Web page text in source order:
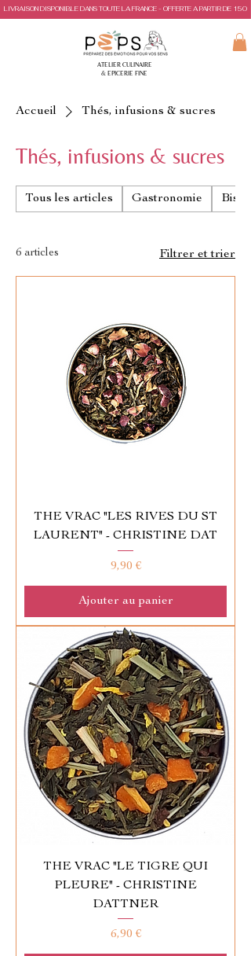
LIVRAISON DISPONIBLE DANS TOUTE LA FRANCE - OFFERTE A PARTIR DE 150€
ATELIER CULINAIRE
& EPICERIE FINE
Accueil Thés, infusions & sucres
Thés, infusions & sucres
Tous les articles Gastronomie
6 articles Filtrer et trier
THE VRAC "LES RIVES DU ST
LAURENT" - CHRISTINE DAT
Prix
9,90 €
Ajouter au panier
THE VRAC "LE TIGRE QUI
PLEURE" - CHRISTINE
DATTNER
Prix
6,90 €